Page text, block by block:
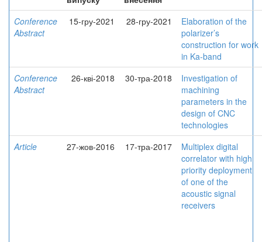
Conference
Abstract
15-гру-2021 28-гру-2021
Elaboration of the
polarizer’s
construction for work
in Ka-band
Conference
Abstract
26-кві-2018 30-тра-2018
Investigation of
machining
parameters in the
design of CNC
technologies
Article
27-жов-2016 17-тра-2017
Multiplex digital
correlator with high
priority deployment
of one of the
acoustic signal
receivers